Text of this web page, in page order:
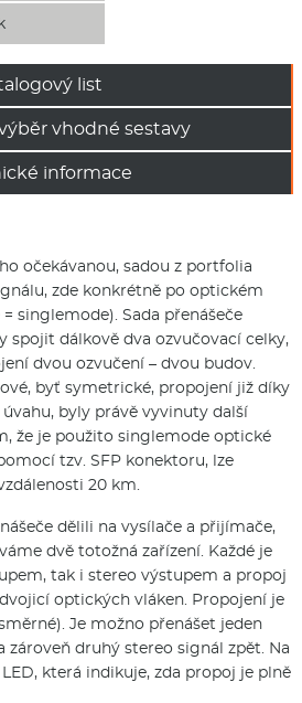
list
vhodné sestavy
informace
očekávanou, sadou z portfolia
zde konkrétně po optickém
singlemode). Sada přenášeče
spojit dálkově dva ozvučovací celky,
dvou ozvučení – dvou budov.
byť symetrické, propojení již díky
byly právě vyvinuty další
že je použito singlemode optické
tzv. SFP konektoru, lze
20 km.
dělili na vysílače a přijímače,
dvě totožná zařízení. Každé je
tak i stereo výstupem a propoj
optických vláken. Propojení je
Je možno přenášet jeden
druhý stereo signál zpět. Na
která indikuje, zda propoj je plně